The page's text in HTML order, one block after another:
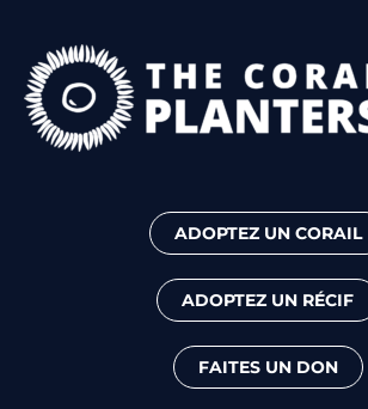
ADOPTEZ UN CORAIL
ADOPTEZ UN RÉCIF
FAITES UN DON